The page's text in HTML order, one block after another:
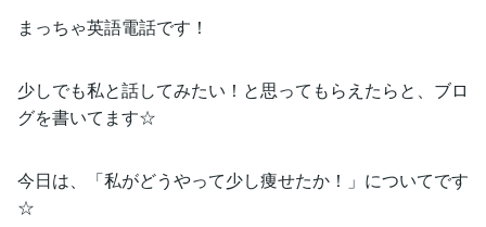
まっちゃ英語電話です！
少しでも私と話してみたい！と思ってもらえたらと、ブロ
グを書いてます☆
今日は、「私がどうやって少し痩せたか！」についてです
☆